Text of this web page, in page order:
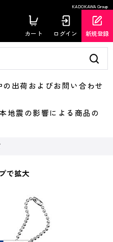
KADOKAWA Group
カート ログイン 新規登録
出荷およびお問い合わせ
震の影響による商品の
で拡大